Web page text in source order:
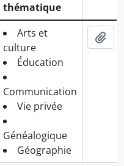
thématique
Arts et
culture
Éducation
Communication
Vie privée
Généalogique
Géographie